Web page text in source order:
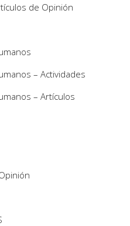
de Opinión
– Actividades
– Artículos